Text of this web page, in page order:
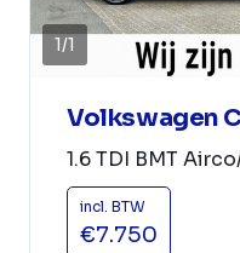
1/1
Volkswagen
1.6 TDI BMT
incl. BTW
€7.750